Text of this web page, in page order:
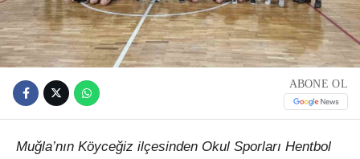
ABONE OL
Muğla’nın Köyceğiz ilçesinden Okul Sporları Hentbol